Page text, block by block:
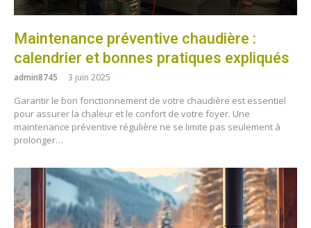
Maintenance préventive chaudière :
calendrier et bonnes pratiques expliqués
admin8745 3 juin 2025
Garantir le bon fonctionnement de votre chaudière est essentiel
pour assurer la chaleur et le confort de votre foyer. Une
maintenance préventive régulière ne se limite pas seulement à
prolonger…